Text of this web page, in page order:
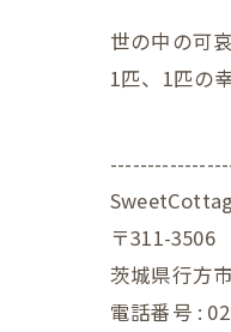
世の中の可
1匹、1匹の
〒311-3506
茨城県行方
電話番号 :